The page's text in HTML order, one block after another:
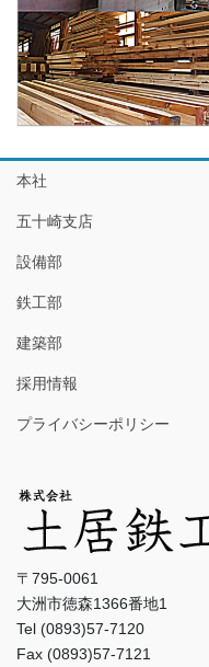
本社
五十崎支店
設備部
鉄工部
建築部
採用情報
プライバシーポリシー
〒795-0061
大洲市徳森1366番地1
Tel (0893)57-7120
Fax (0893)57-7121